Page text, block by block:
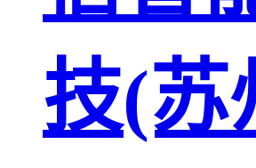
技(苏